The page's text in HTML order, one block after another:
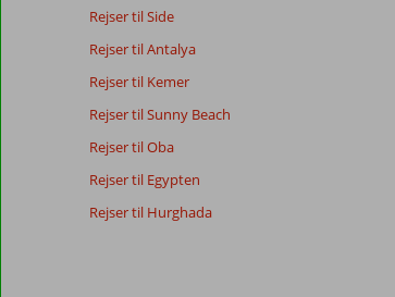
Rejser til Side
Rejser til Antalya
Rejser til Kemer
Rejser til Sunny Beach
Rejser til Oba
Rejser til Egypten
Rejser til Hurghada